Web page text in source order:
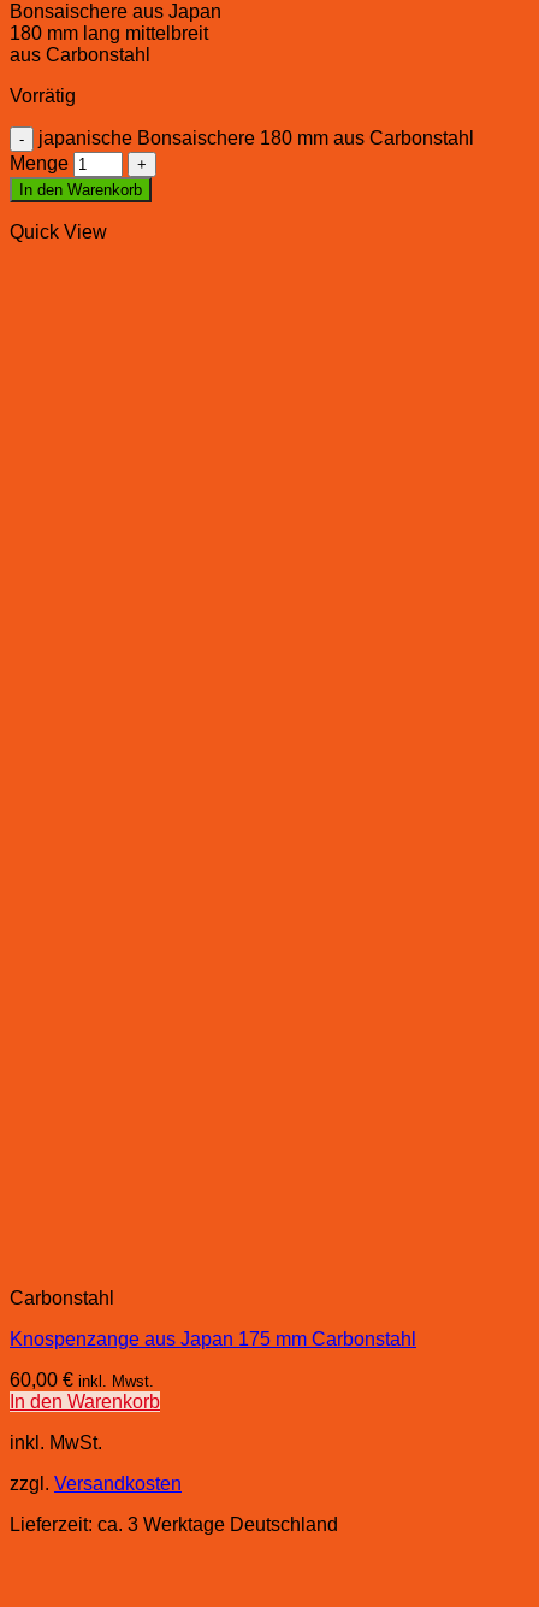
Bonsaischere aus Japan
180 mm lang mittelbreit
aus Carbonstahl
Vorrätig
japanische Bonsaischere 180 mm aus Carbonstahl
Menge
In den Warenkorb
Quick View
Carbonstahl
Knospenzange aus Japan 175 mm Carbonstahl
60,00 € inkl. Mwst.
In den Warenkorb
inkl. MwSt.
zzgl. Versandkosten
Lieferzeit: ca. 3 Werktage Deutschland